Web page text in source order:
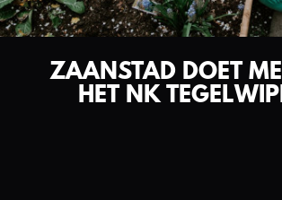
ZAANSTAD DOET
HET NK